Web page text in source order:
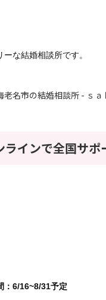
ーな結婚相談所です。
老名市の結婚相談所 - ｓａ
ラインで全国サ
6/16~8/31予定